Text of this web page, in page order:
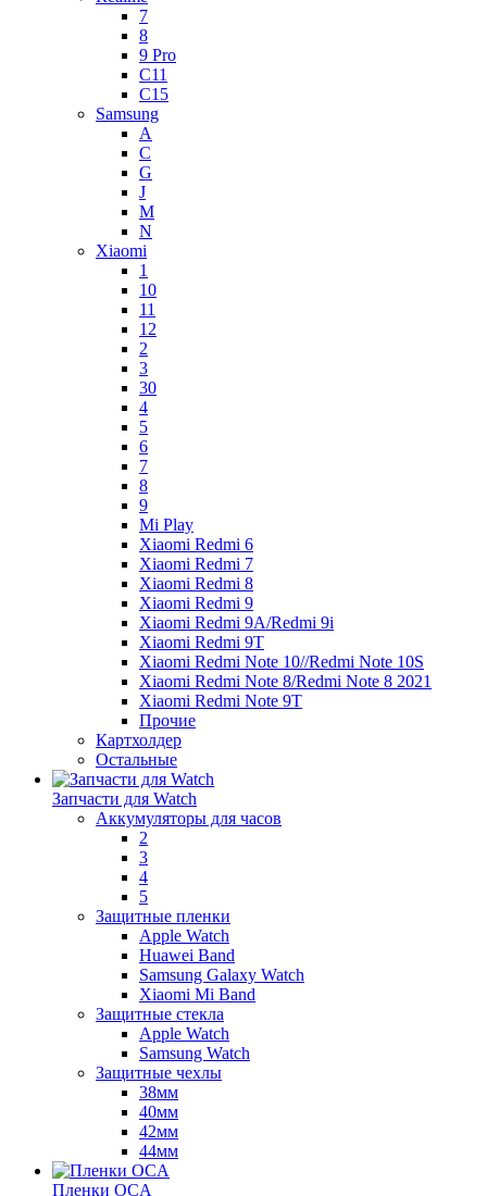
7
8
9 Pro
C11
C15
Samsung
A
C
G
J
M
N
Xiaomi
1
10
11
12
2
3
30
4
5
6
7
8
9
Mi Play
Xiaomi Redmi 6
Xiaomi Redmi 7
Xiaomi Redmi 8
Xiaomi Redmi 9
Xiaomi Redmi 9A/Redmi 9i
Xiaomi Redmi 9T
Xiaomi Redmi Note 10//Redmi Note 10S
Xiaomi Redmi Note 8/Redmi Note 8 2021
Xiaomi Redmi Note 9T
Прочие
Картхолдер
Остальные
Запчасти для Watch
Аккумуляторы для часов
2
3
4
5
Защитные пленки
Apple Watch
Huawei Band
Samsung Galaxy Watch
Xiaomi Mi Band
Защитные стекла
Apple Watch
Samsung Watch
Защитные чехлы
38мм
40мм
42мм
44мм
Пленки OCA